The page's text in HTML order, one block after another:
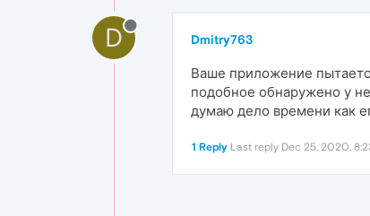
D Dmitry763
Ваше приложение
подобное обнаружено у
думаю дело времени как
1 Reply Last reply Dec 25, 2020,